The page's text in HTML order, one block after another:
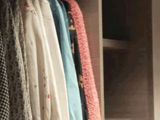
深圳日式精品搬家案例
师傅很积极，全程都没让我
们帮忙，我们次搬...
龙华某小学搬迁
发展需要搬迁，经...